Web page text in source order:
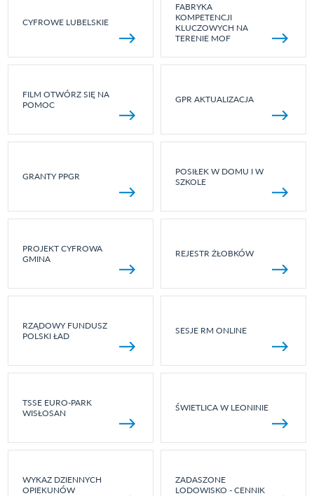
CYFROWE LUBELSKIE
FABRYKA
KOMPETENCJI
KLUCZOWYCH NA
TERENIE MOF
FILM OTWÓRZ SIĘ NA
POMOC
GPR AKTUALIZACJA
GRANTY PPGR
POSIŁEK W DOMU I W
SZKOLE
PROJEKT CYFROWA
GMINA
REJESTR ŻŁOBKÓW
RZĄDOWY FUNDUSZ
POLSKI ŁAD
SESJE RM ONLINE
TSSE EURO-PARK
WISŁOSAN
ŚWIETLICA W LEONINIE
WYKAZ DZIENNYCH
OPIEKUNÓW
ZADASZONE
LODOWISKO - CENNIK